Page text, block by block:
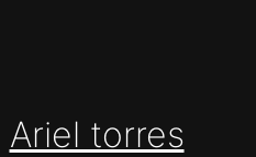
Ariel torres